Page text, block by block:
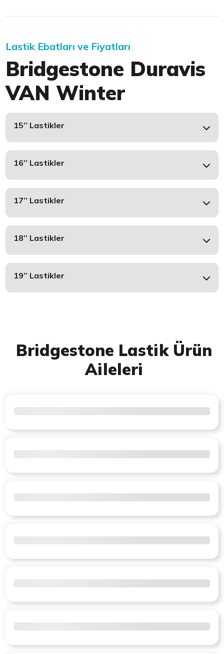
Lastik Ebatları ve Fiyatları
Bridgestone Duravis
VAN Winter
15’’ Lastikler
16’’ Lastikler
17’’ Lastikler
18’’ Lastikler
19’’ Lastikler
Bridgestone Lastik Ürün
Aileleri